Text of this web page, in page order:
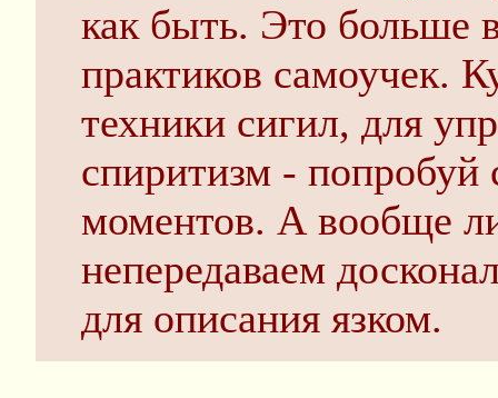
как быть. Это больше
практиков самоучек.
техники сигил, для
спиритизм - попробуй
моментов. А вообще
непередаваем
для описания язком.